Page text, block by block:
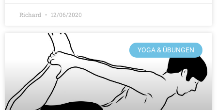
Richard 12/06/2020
YOGA & ÜBUNGEN